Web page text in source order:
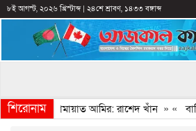
৮ই আগস্ট, ২০২৬ খ্রিস্টাব্দ| ২৪শে শ্রাবণ, ১৪৩৩ বঙ্গাব্দ
শিরোনাম
করেন জামায়াত আমির: রাশেদ খাঁন» «